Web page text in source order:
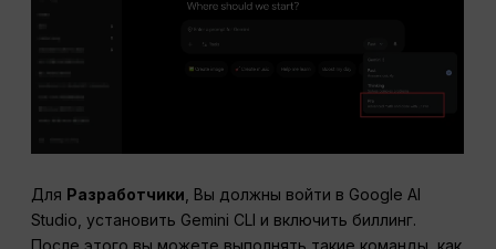
Для Разработчики , Вы должны войти в Google AI
Studio, установить Gemini CLI и включить биллинг.
После этого вы можете выполнять такие команды, как